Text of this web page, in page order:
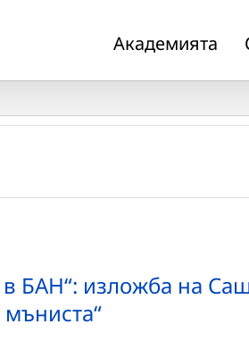
Академията
БАН“: изложба на